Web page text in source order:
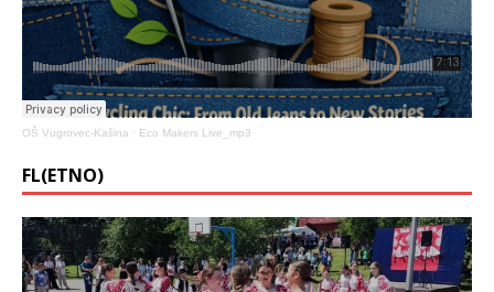
OŠ Vugrovec-Kašina · Eco Makers Live_mp3
FL(ETNO)